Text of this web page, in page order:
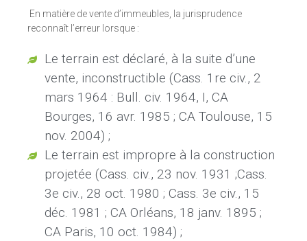
En matière de vente d’immeubles, la jurisprudence
reconnaît l’erreur lorsque :
Le terrain est déclaré, à la suite d’une
vente, inconstructible (Cass. 1re civ., 2
mars 1964 : Bull. civ. 1964, I, CA
Bourges, 16 avr. 1985 ; CA Toulouse, 15
nov. 2004) ;
Le terrain est impropre à la construction
projetée (Cass. civ., 23 nov. 1931 ;Cass.
3e civ., 28 oct. 1980 ; Cass. 3e civ., 15
déc. 1981 ; CA Orléans, 18 janv. 1895 ;
CA Paris, 10 oct. 1984) ;